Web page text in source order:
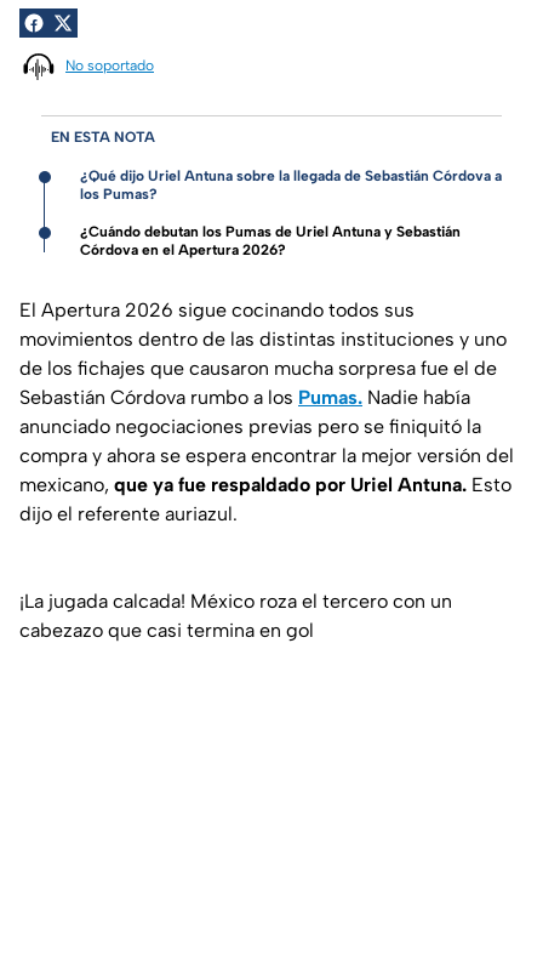
No soportado
EN ESTA NOTA
¿Qué dijo Uriel Antuna sobre la llegada de Sebastián Córdova a
los Pumas?
¿Cuándo debutan los Pumas de Uriel Antuna y Sebastián
Córdova en el Apertura 2026?
El Apertura 2026 sigue cocinando todos sus
movimientos dentro de las distintas instituciones y uno
de los fichajes que causaron mucha sorpresa fue el de
Sebastián Córdova rumbo a los Pumas. Nadie había
anunciado negociaciones previas pero se finiquitó la
compra y ahora se espera encontrar la mejor versión del
mexicano, que ya fue respaldado por Uriel Antuna. Esto
dijo el referente auriazul.
¡La jugada calcada! México roza el tercero con un
cabezazo que casi termina en gol